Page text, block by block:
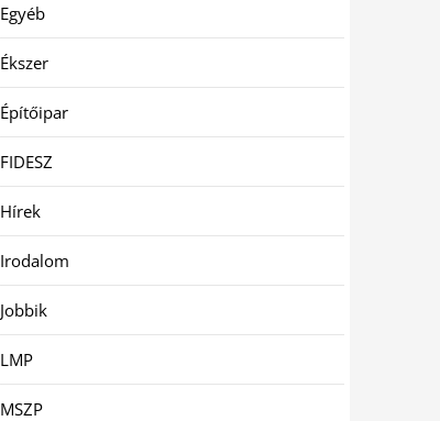
Egyéb
Ékszer
Építőipar
FIDESZ
Hírek
Irodalom
Jobbik
LMP
MSZP